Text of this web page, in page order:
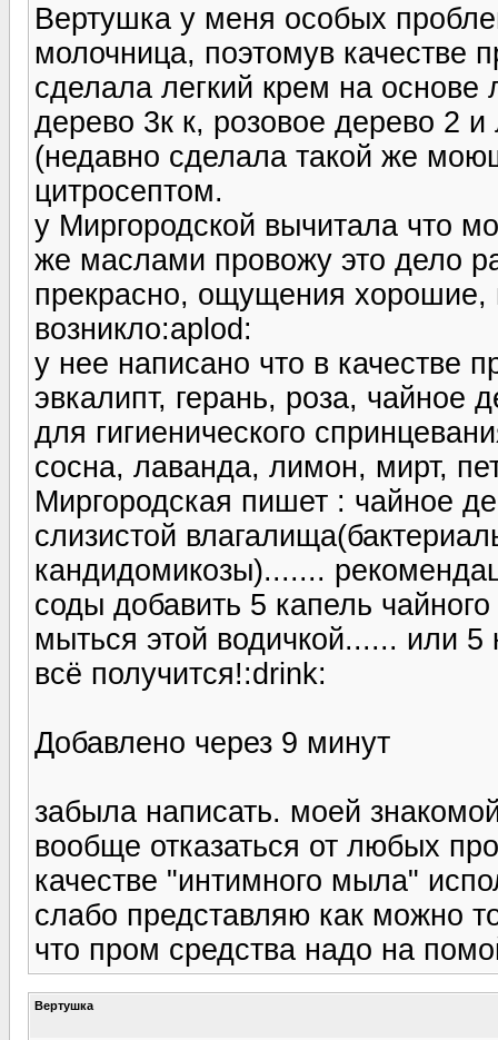
Вертушка у меня особых
молочница, поэтомув качестве
сделала легкий крем на основе
дерево 3к к, розовое дерево 2
(недавно сделала такой же
цитросептом.
у Миргородской вычитала что
же маслами провожу это дело
прекрасно, ощущения хорошие,
возникло:aplod:
у нее написано что в качестве
эвкалипт, герань, роза, чайное
для гигиенического
сосна, лаванда, лимон, мирт,
Миргородская пишет : чайное
слизистой
кандидомикозы).......
соды добавить 5 капель
мыться этой водичкой...... или
всё получится!:drink:
Добавлено через 9 минут
забыла написать. моей
вообще отказаться от любых
качестве "интимного мыла"
слабо представляю как можно
что пром средства надо на
Вертушка